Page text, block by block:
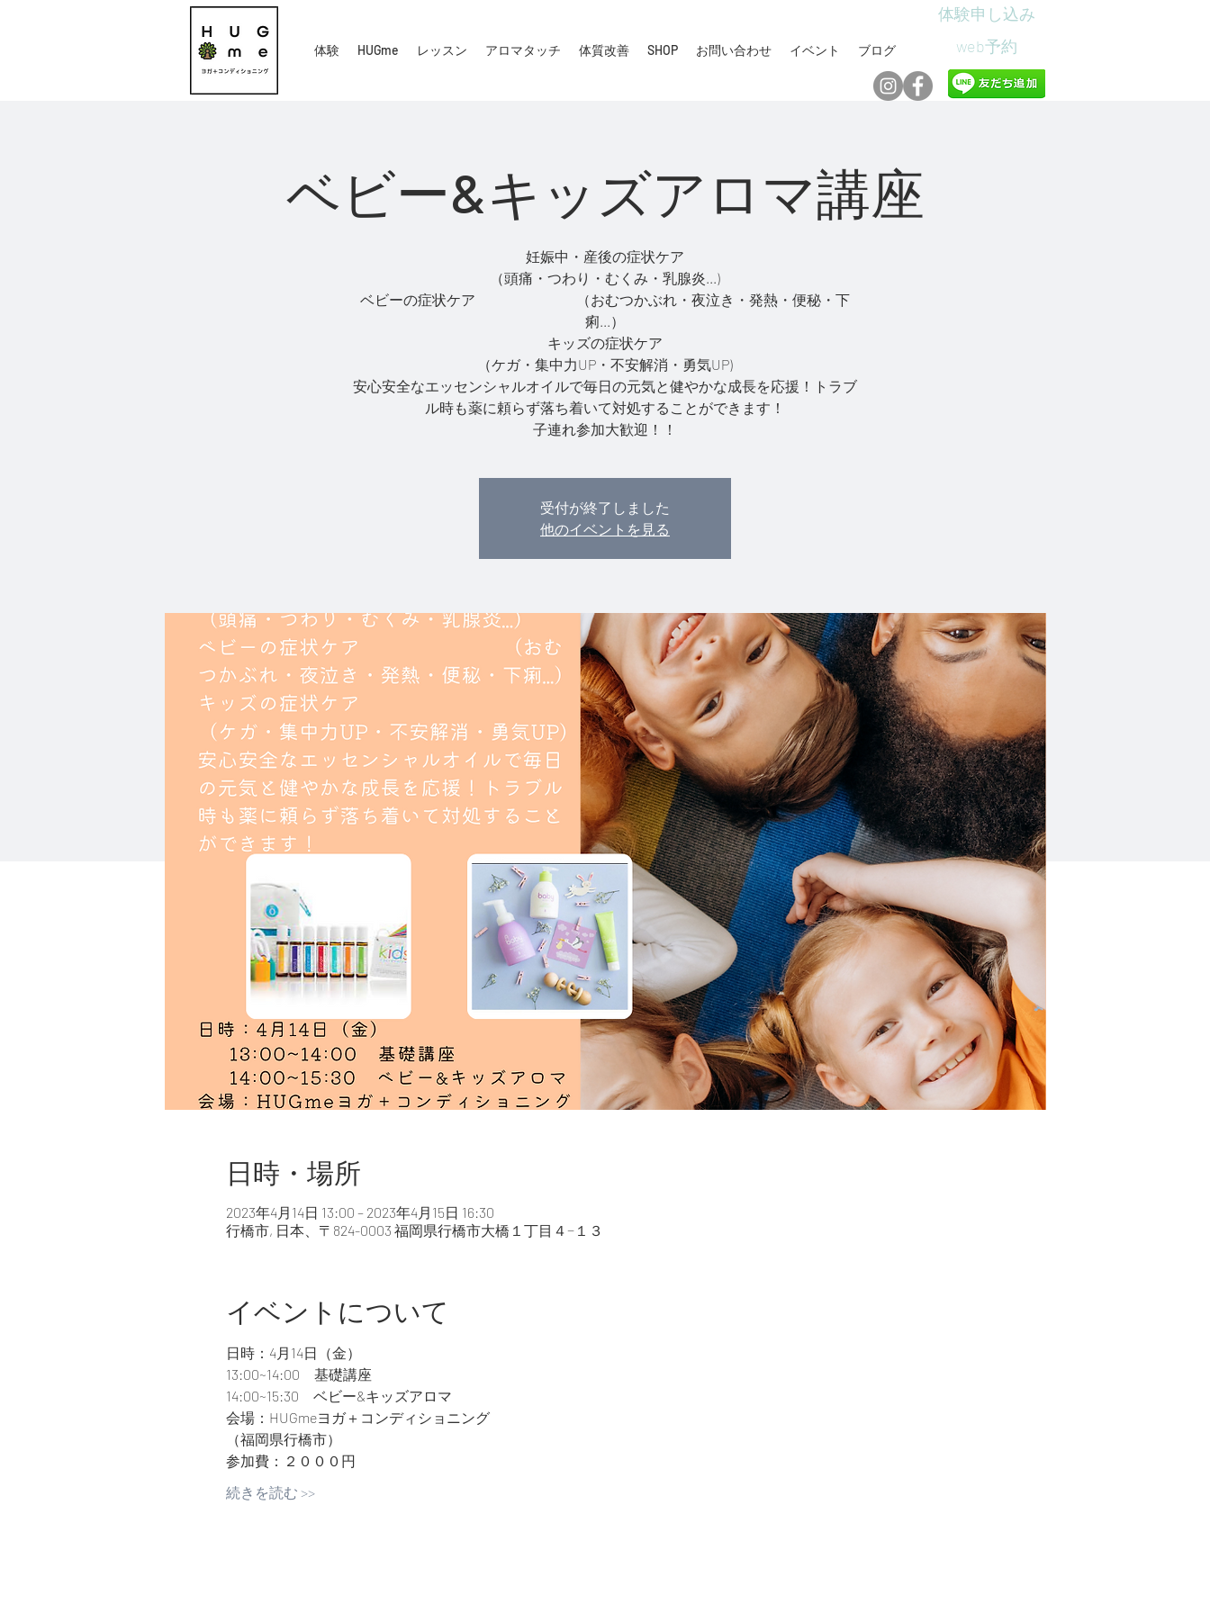
体験 HUGme レッスン アロマタッチ 体質改善 SHOP お問い合わせ イベント ブログ web予約
体験申し込み
ベビー&キッズアロマ講座
妊娠中・産後の症状ケア
（頭痛・つわり・むくみ・乳腺炎...)
ベビーの症状ケア （おむつかぶれ・夜泣き・発熱・便秘・下
痢...）
キッズの症状ケア
（ケガ・集中力UP・不安解消・勇気UP)
安心安全なエッセンシャルオイルで毎日の元気と健やかな成長を応援！トラブ
ル時も薬に頼らず落ち着いて対処することができます！
子連れ参加大歓迎！！
受付が終了しました
他のイベントを見る
日時・場所
2023年4月14日 13:00 – 2023年4月15日 16:30
行橋市, 日本、〒824-0003 福岡県行橋市大橋１丁目４−１３
イベントについて
日時：4月14日（金）
13:00~14:00　基礎講座
14:00~15:30　ベビー&キッズアロマ
会場：HUGmeヨガ＋コンディショニング
（福岡県行橋市）
参加費：２０００円
続きを読む >>